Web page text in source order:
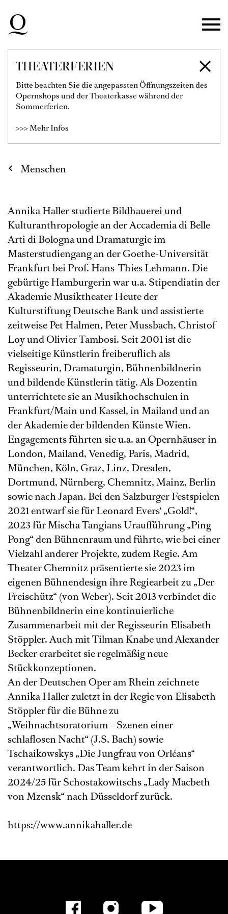
Zur Hauptnavigation springen
Zum Hauptinhalt springen
Zum Footer springen
THEATERFERIEN
Bitte beachten Sie die angepassten Öffnungszeiten des
Opernshops und der Theaterkasse während der
Sommerferien.
>>> Mehr Infos
ANNIKA HALLER
Bühnen- & Kostümbildnerin
Menschen
Annika Haller studierte Bildhauerei und
Kulturanthropologie an der Accademia di Belle
Arti di Bologna und Dramaturgie im
Masterstudiengang an der Goethe-Universität
Frankfurt bei Prof. Hans-Thies Lehmann. Die
gebürtige Hamburgerin war u.a. Stipendiatin der
Akademie Musiktheater Heute der
Kulturstiftung Deutsche Bank und assistierte
zeitweise Pet Halmen, Peter Mussbach, Christof
Loy und Olivier Tambosi. Seit 2001 ist die
vielseitige Künstlerin freiberuflich als
Regisseurin, Dramaturgin, Bühnenbildnerin
und bildende Künstlerin tätig. Als Dozentin
unterrichtete sie an Musikhochschulen in
Frankfurt/Main und Kassel, in Mailand und an
der Akademie der bildenden Künste Wien.
Engagements führten sie u.a. an Opernhäuser in
London, Mailand, Venedig, Paris, Madrid,
München, Köln, Graz, Linz, Dresden,
Dortmund, Nürnberg, Chemnitz, Mainz, Berlin
sowie nach Japan. Bei den Salzburger Festspielen
2021 entwarf sie für Leonard Evers‘ „Gold!“,
2023 für Mischa Tangians Uraufführung „Ping
Pong“ den Bühnenraum und führte, wie bei einer
Vielzahl anderer Projekte, zudem Regie. Am
Theater Chemnitz präsentierte sie 2023 im
eigenen Bühnendesign ihre Regiearbeit zu „Der
Freischütz“ (von Weber). Seit 2013 verbindet die
Bühnenbildnerin eine kontinuierliche
Zusammenarbeit mit der Regisseurin Elisabeth
Stöppler. Auch mit Tilman Knabe und Alexander
Becker erarbeitet sie regelmäßig neue
Stückkonzeptionen.
An der Deutschen Oper am Rhein zeichnete
Annika Haller zuletzt in der Regie von Elisabeth
Stöppler für die Bühne zu
„Weihnachtsoratorium – Szenen einer
schlaflosen Nacht“ (J.S. Bach) sowie
Tschaikowskys „Die Jungfrau von Orléans“
verantwortlich. Das Team kehrt in der Saison
2024/25 für Schostakowitschs „Lady Macbeth
von Mzensk“ nach Düsseldorf zurück.
https://www.annikahaller.de